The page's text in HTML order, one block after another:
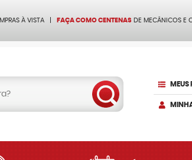
À VISTA FAÇA COMO CENTENAS DE MECÂNICOS E
MEUS